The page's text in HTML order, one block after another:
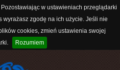
w ustawieniach przeglądarki
wyrażasz zgodę na ich użycie. Jeśli nie
cookies, zmień ustawienia swojej
Rozumiem